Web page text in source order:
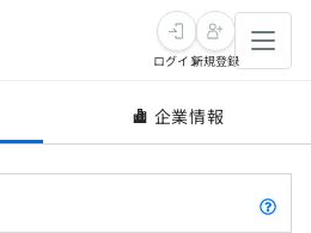
ログイン新規登録
企業情報